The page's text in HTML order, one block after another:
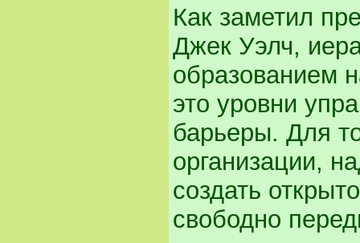
Как заметил
Джек Уэлч,
образованием
это уровни
барьеры. Для
организации,
создать
свободно